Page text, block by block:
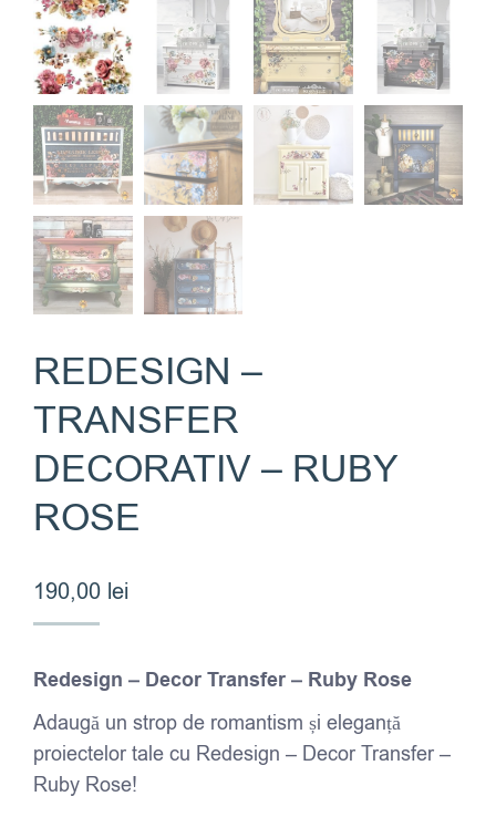
REDESIGN –
TRANSFER
DECORATIV – RUBY
ROSE
190,00 lei
Redesign – Decor Transfer – Ruby Rose
Adaugă un strop de romantism și eleganță
proiectelor tale cu Redesign – Decor Transfer –
Ruby Rose!